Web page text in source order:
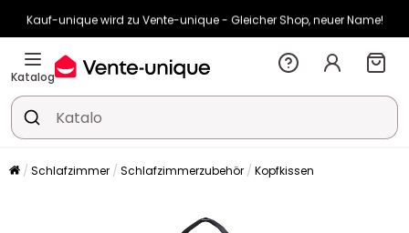
Kauf-unique wird zu Vente-unique - Gleicher Shop, neuer Name!
-10% ab 400€ mitHEAT10auf Vente-unique-Produkte
Noch:
Katalog
Schlafzimmer Schlafzimmerzubehör Kopfkissen